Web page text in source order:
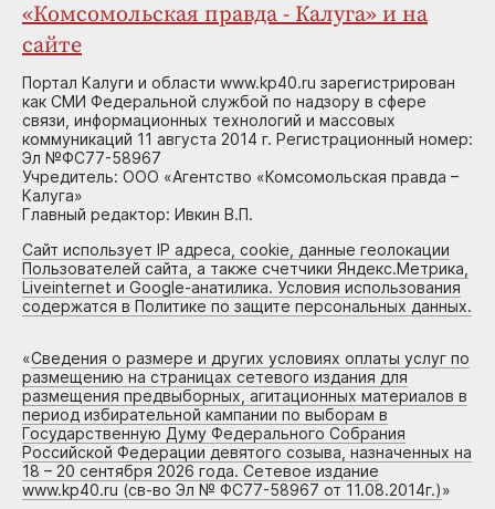
«Комсомольская правда - Калуга» и на
сайте
Портал Калуги и области www.kp40.ru зарегистрирован
как СМИ Федеральной службой по надзору в сфере
связи, информационных технологий и массовых
коммуникаций 11 августа 2014 г. Регистрационный номер:
Эл №ФС77-58967
Учредитель: ООО «Агентство «Комсомольская правда –
Калуга»
Главный редактор: Ивкин В.П.
Сайт использует IP адреса, cookie, данные геолокации
Пользователей сайта, а также счетчики Яндекс.Метрика,
Liveinternet и Google-анатилика. Условия использования
содержатся в Политике по защите персональных данных.
«Сведения о размере и других условиях оплаты услуг по
размещению на страницах сетевого издания для
размещения предвыборных, агитационных материалов в
период избирательной кампании по выборам в
Государственную Думу Федерального Собрания
Российской Федерации девятого созыва, назначенных на
18 – 20 сентября 2026 года. Сетевое издание
www.kp40.ru (св-во Эл № ФС77-58967 от 11.08.2014г.)»